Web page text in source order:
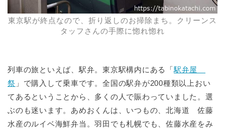
東京駅が終点なので、折り返しのお掃除まち。クリーンス
タッフさんの手際に惚れ惚れ
列車の旅といえば、駅弁。東京駅構内にある「駅弁屋
祭 」で購入して乗車です。全国の駅弁が200種類以上おい
てあるということから、多くの人で賑わっていました。選
ぶのも迷います。あめおくんは、いつもの、北海道 佐藤
水産のルイベ海鮮弁当。羽田でも札幌でも、佐藤水産をみ